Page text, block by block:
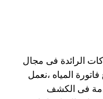
الرائدة فى مجال
المياه ،نعمل
فى الكشف